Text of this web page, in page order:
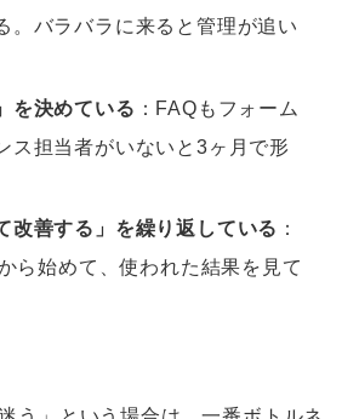
。バラバラに来ると管理が追い
を決めている ：FAQもフォーム
ス担当者がいないと3ヶ月で形
改善する」を繰り返している ：
ら始めて、使われた結果を見て